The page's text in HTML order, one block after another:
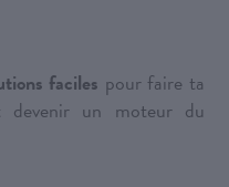
faciles pour faire ta
devenir un moteur du